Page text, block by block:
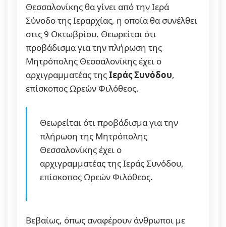
Θεσσαλονίκης θα γίνει από την Ιερά
Σύνοδο της Ιεραρχίας, η οποία θα συνέλθει
στις 9 Οκτωβρίου. Θεωρείται ότι
προβάδισμα για την πλήρωση της
Μητρόπολης Θεσσαλονίκης έχει ο
αρχιγραμματέας τηςΙεράς Συνόδου,
επίσκοπος Ωρεών Φιλόθεος.
Θεωρείται ότι προβάδισμα για την
πλήρωση της Μητρόπολης
Θεσσαλονίκης έχει ο
αρχιγραμματέας της Ιεράς Συνόδου,
επίσκοπος Ωρεών Φιλόθεος.
Βεβαίως, όπως αναφέρουν άνθρωποι με